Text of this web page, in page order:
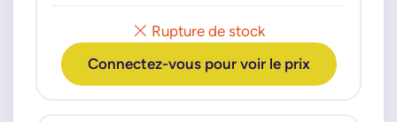
Rupture de stock
Connectez-vous pour voir le prix